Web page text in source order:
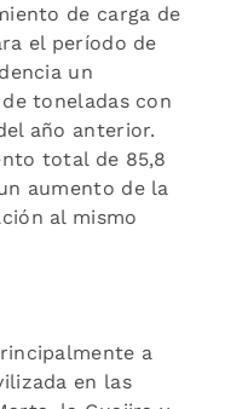
de carga de
el período de
un
toneladas con
año anterior.
total de 85,8
aumento de la
al mismo
a
en las